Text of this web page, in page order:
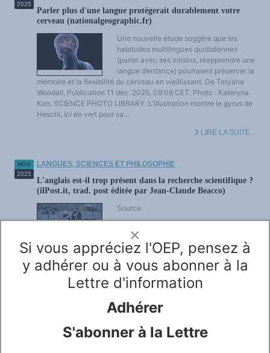
2025
Parler plus d'une langue protègerait durablement votre
cerveau (nationalgeographic.fr)
Une nouvelle étude suggère que les
habitudes multilingues quotidiennes
(parler avec ses voisins, réapprendre une
langue d’enfance) pourraient préserver la
mémoire et la flexibilité du cerveau en vieillissant. De Tatyana
Woodall, Publication 11 déc. 2025, 09:08 CET. Photo : Kateryna
Kon, SCIENCE PHOTO LIBRARY. L'illustration montre le gyrus de
Heschl, ici en vert pour sa...
LIRE LA SUITE...
NOV
2025
LANGUES, SCIENCES ET PHILOSOPHIE
L'anglais est-il trop présent dans la recherche scientifique ?
(ilPost.it, trad. post éditée par Jean-Claude Beacco)
Source
: https://www.ilpost.it/2022/05/01/barriere-linguistiche-ricerca-
scientifica/ Traduction post éditée de JCB Article publié dans Il
Post (Italie) le 13 novembre 2025 L'anglais est-il trop présent
dans la recherche scientifique ? Le fait que la diffusion d'une
recherche dépende souvent de la langue dans laquelle elle est
rédigée est considéré comme un risque de biais...
×
Si vous appréciez l'OEP, pensez à
y adhérer ou à vous abonner à la
Lettre d'information
Adhérer
S'abonner à la Lettre